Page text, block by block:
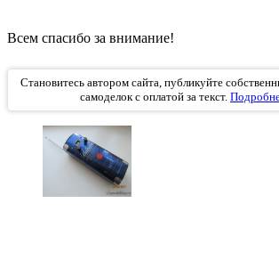
Всем спасибо за внимание!
Становитесь автором сайта, публикуйте
самоделок с оплатой за текст.